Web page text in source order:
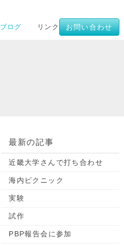
お問い合わせ
ブログ リンク
最新の記事
近畿大学さんで打ち合わせ
海内ピクニック
実験
試作
PBP報告会に参加